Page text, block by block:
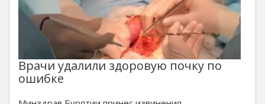
Врачи удалили здоровую почку по
ошибке